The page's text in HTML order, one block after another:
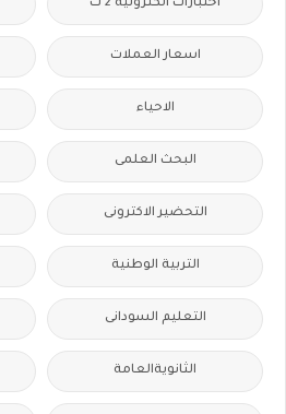
اختبارات الكترونية 2 ث
اسعار العملات
الاحياء
البحث العلمى
التحضير الاكترونى
التربية الوطنية
التعليم السودانى
الثانويةالعامة